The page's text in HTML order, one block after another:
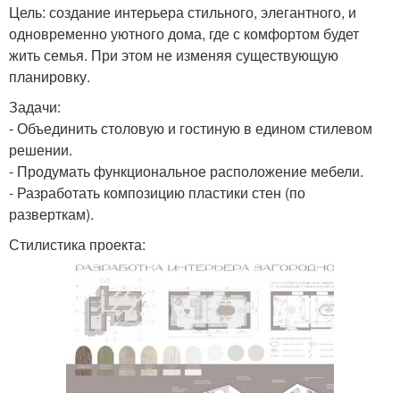
Цель: создание интерьера стильного, элегантного, и
одновременно уютного дома, где с комфортом будет
жить семья. При этом не изменяя существующую
планировку.
Задачи:
- Объединить столовую и гостиную в едином стилевом
решении.
- Продумать функциональное расположение мебели.
- Разработать композицию пластики стен (по
разверткам).
Стилистика проекта: